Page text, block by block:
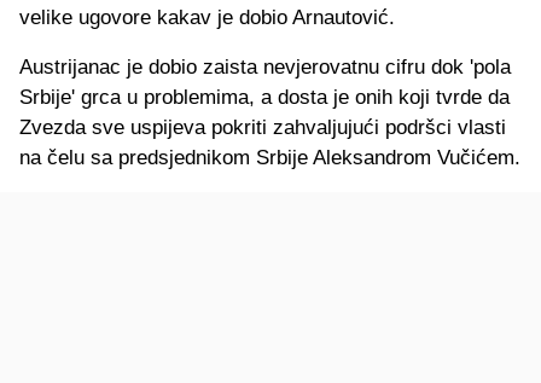
velike ugovore kakav je dobio Arnautović.
Austrijanac je dobio zaista nevjerovatnu cifru dok 'pola
Srbije' grca u problemima, a dosta je onih koji tvrde da
Zvezda sve uspijeva pokriti zahvaljujući podršci vlasti
na čelu sa predsjednikom Srbije Aleksandrom Vučićem.